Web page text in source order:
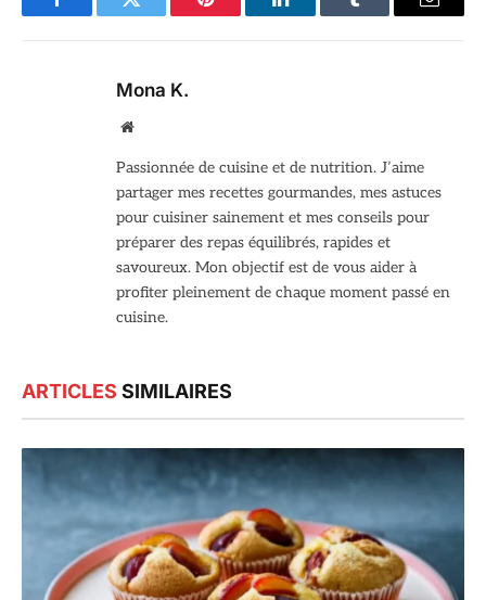
FacebookTwitter Pinterest LinkedInTumblr Email
Mona K.
Site
Passionnée de cuisine et de nutrition. J’aime
partager mes recettes gourmandes, mes astuces
pour cuisiner sainement et mes conseils pour
préparer des repas équilibrés, rapides et
savoureux. Mon objectif est de vous aider à
profiter pleinement de chaque moment passé en
cuisine.
ARTICLES SIMILAIRES